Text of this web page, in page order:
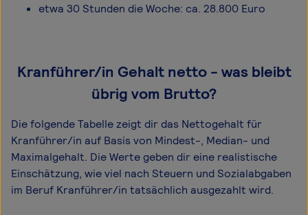
etwa 30 Stunden die Woche: ca. 28.800 Euro
Kranführer/in Gehalt netto - was bleibt
übrig vom Brutto?
Die folgende Tabelle zeigt dir das Netto­gehalt für
Kranführer/in auf Basis von Mindest-, Median- und
Maximal­gehalt. Die Werte geben dir eine realistische
Einschätzung, wie viel nach Steuern und Sozialabgaben
im Beruf Kranführer/in tatsächlich ausgezahlt wird.